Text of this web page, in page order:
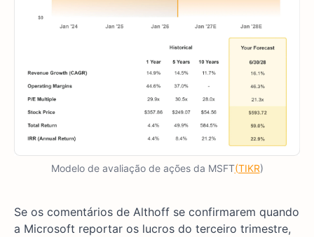
Modelo de avaliação de ações da MSFT(TIKR)
Se os comentários de Althoff se confirmarem quando
a Microsoft reportar os lucros do terceiro trimestre,